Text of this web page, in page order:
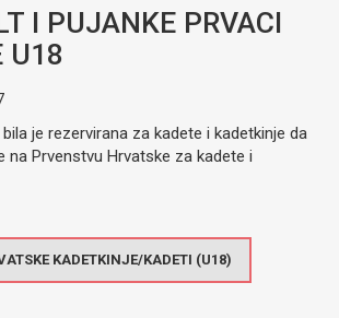
I PUJANKE PRVACI
U18
je rezervirana za kadete i kadetkinje da
na Prvenstvu Hrvatske za kadete i
KADETKINJE/KADETI (U18)